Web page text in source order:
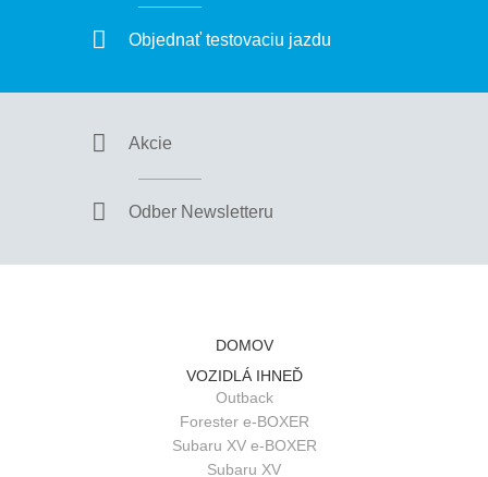
Objednať testovaciu jazdu
Akcie
Odber Newsletteru
DOMOV
VOZIDLÁ IHNEĎ
Outback
Forester e-BOXER
Subaru XV e-BOXER
Subaru XV